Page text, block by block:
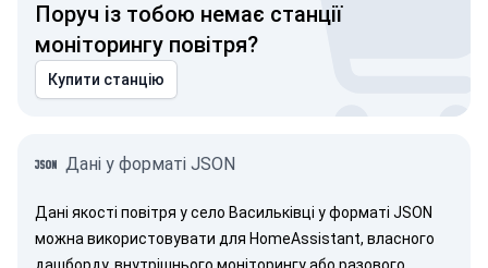
Поруч із тобою немає станції
моніторингу повітря?
Купити станцію
Дані у форматі JSON
Дані якості повітря у село Васильківці у форматі JSON
можна використовувати для HomeAssistant, власного